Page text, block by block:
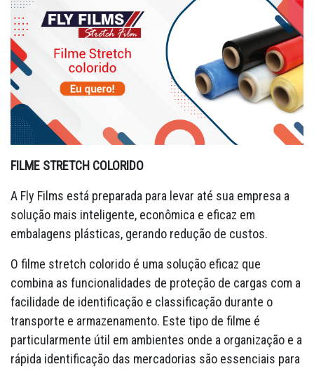
FILME STRETCH COLORIDO
A Fly Films está preparada para levar até sua empresa a
solução mais inteligente, econômica e eficaz em
embalagens plásticas, gerando redução de custos.
O filme stretch colorido é uma solução eficaz que
combina as funcionalidades de proteção de cargas com a
facilidade de identificação e classificação durante o
transporte e armazenamento. Este tipo de filme é
particularmente útil em ambientes onde a organização e a
rápida identificação das mercadorias são essenciais para